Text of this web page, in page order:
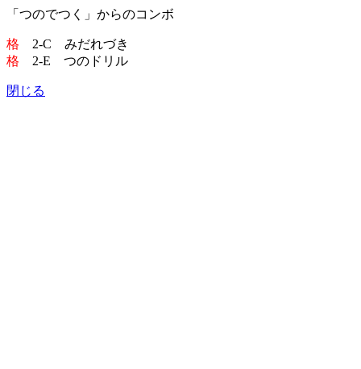
「つのでつく」からのコンボ
格 2-C みだれづき
格 2-E つのドリル
閉じる